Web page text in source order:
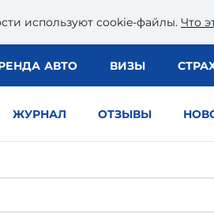
используют сookie-файлы. Что
АВТО ВИЗЫ
ЖУРНАЛ ОТЗЫВЫ